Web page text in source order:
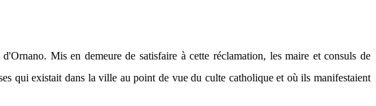
Mis en demeure de satisfaire à cette réclamation, les maire et consuls de
qui existait dans la ville au point de vue du culte catholique et où ils manifestaient